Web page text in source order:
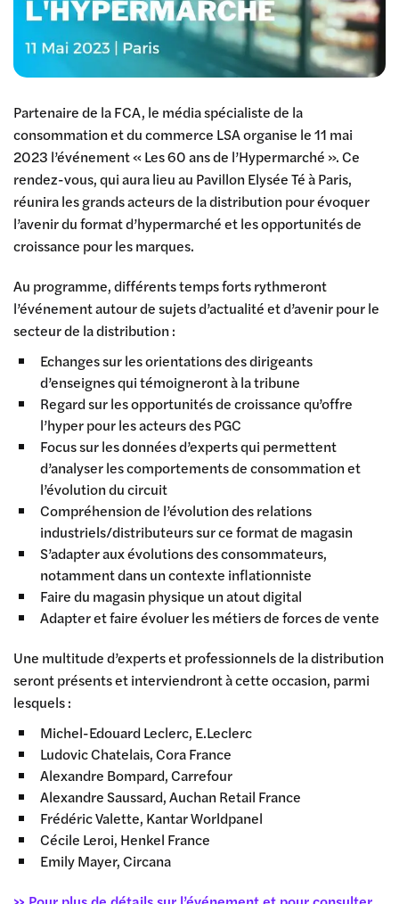
Partenaire de la FCA, le média spécialiste de la
consommation et du commerce LSA organise le 11 mai
2023 l’événement « Les 60 ans de l’Hypermarché ». Ce
rendez-vous, qui aura lieu au Pavillon Elysée Té à Paris,
réunira les grands acteurs de la distribution pour évoquer
l’avenir du format d’hypermarché et les opportunités de
croissance pour les marques.
Au programme, différents temps forts rythmeront
l’événement autour de sujets d’actualité et d’avenir pour le
secteur de la distribution :
Echanges sur les orientations des dirigeants
d’enseignes qui témoigneront à la tribune
Regard sur les opportunités de croissance qu’offre
l’hyper pour les acteurs des PGC
Focus sur les données d’experts qui permettent
d’analyser les comportements de consommation et
l’évolution du circuit
Compréhension de l’évolution des relations
industriels/distributeurs sur ce format de magasin
S’adapter aux évolutions des consommateurs,
notamment dans un contexte inflationniste
Faire du magasin physique un atout digital
Adapter et faire évoluer les métiers de forces de vente
Une multitude d’experts et professionnels de la distribution
seront présents et interviendront à cette occasion, parmi
lesquels :
Michel-Edouard Leclerc, E.Leclerc
Ludovic Chatelais, Cora France
Alexandre Bompard, Carrefour
Alexandre Saussard, Auchan Retail France
Frédéric Valette, Kantar Worldpanel
Cécile Leroi, Henkel France
Emily Mayer, Circana